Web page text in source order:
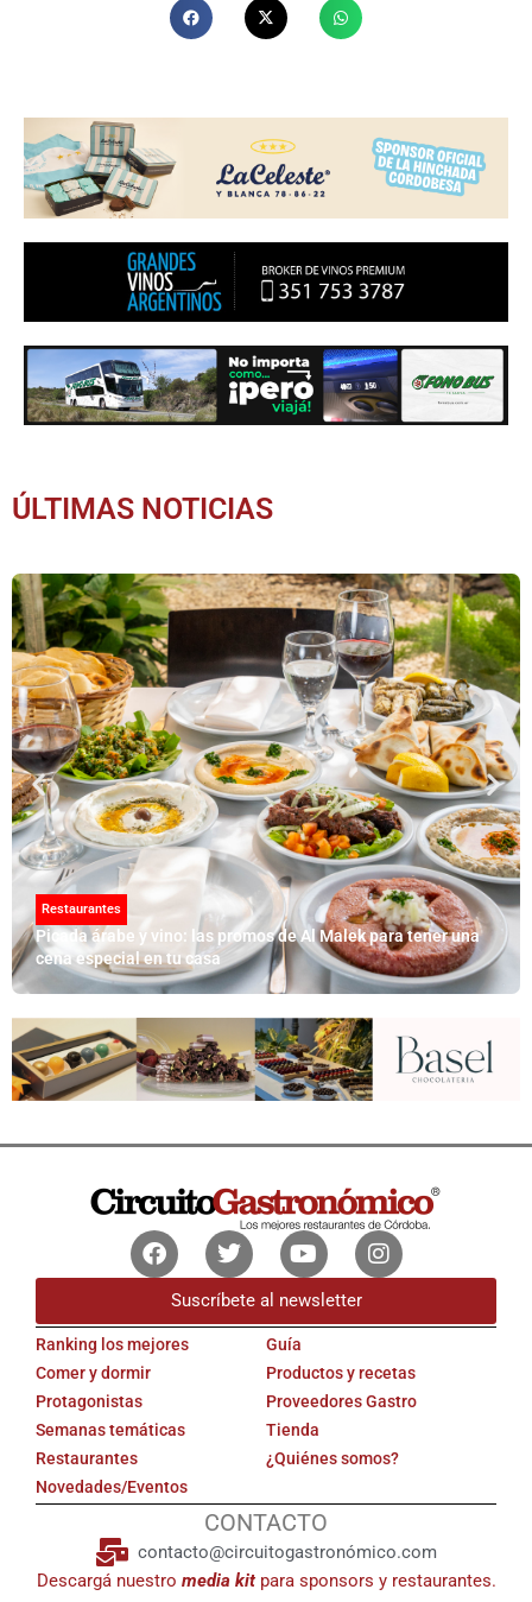
ÚLTIMAS NOTICIAS
Restaurantes
Picada árabe y vino: las promos de Al Malek para tener una
cena especial en tu casa
FacebookTwitterYoutubeInstagram
Suscríbete al newsletter
Ranking los mejores
Comer y dormir
Protagonistas
Semanas temáticas
Restaurantes
Novedades/Eventos
Guía
Productos y recetas
Proveedores Gastro
Tienda
¿Quiénes somos?
CONTACTO
contacto@circuitogastronómico.com
Descargá nuestro media kitpara sponsors y restaurantes.